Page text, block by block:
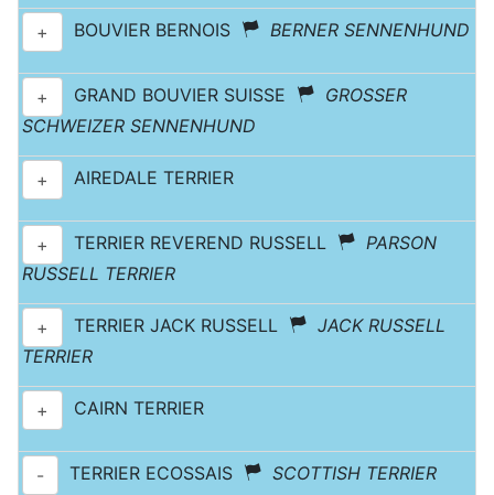
+ BOUVIER BERNOIS BERNER SENNENHUND
+ GRAND BOUVIER SUISSE
GROSSER
SCHWEIZER SENNENHUND
+ AIREDALE TERRIER
+ TERRIER REVEREND RUSSELL
PARSON
RUSSELL TERRIER
+ TERRIER JACK RUSSELL
JACK RUSSELL
TERRIER
+ CAIRN TERRIER
- TERRIER ECOSSAIS SCOTTISH TERRIER